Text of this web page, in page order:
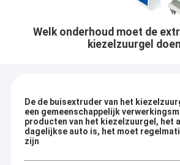
Welk onderhoud moet de
kiezelzuurgel
De de buisextruder van het
een gemeenschappelijk
producten van het kiezelzuurgel, het
dagelijkse auto is, het moet
zijn